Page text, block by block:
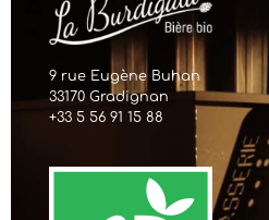
9 rue Eugène Buhan
33170 Gradignan
+33 5 56 91 15 88